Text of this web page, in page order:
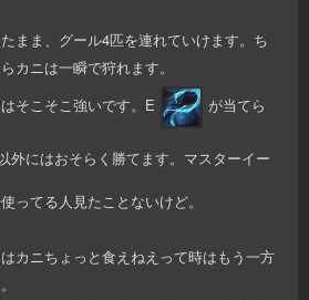
まま、グール4匹を連れていけます。ち
カニは一瞬で狩れます。
そこそこ強いです。E
が当てら
外にはおそらく勝てます。マスターイー
ってる人見たことないけど。
カニちょっと食えねえって時はもう一方